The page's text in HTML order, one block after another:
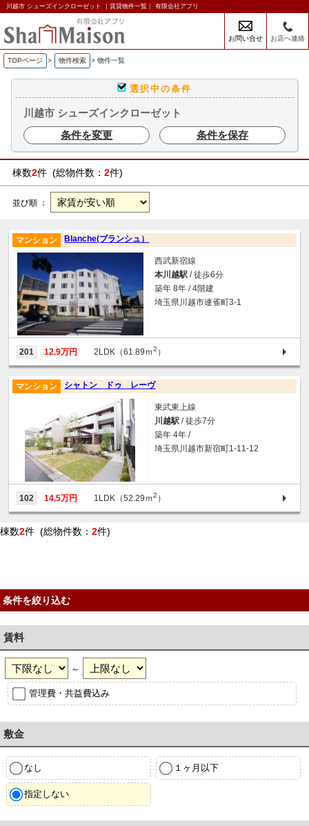
川越市 シューズインクローゼット ｜賃貸物件一覧｜ 有限会社アプリ
お問い合せ お店へ連絡
TOPページ > 物件検索 > 物件一覧
選択中の条件
川越市 シューズインクローゼット
条件を変更
条件を保存
棟数2件 (総物件数： 2件)
並び順 ：
Blanche(ブランシュ）
マンション
西武新宿線
本川越駅 / 徒歩6分
築年 8年 / 4階建
埼玉県川越市連雀町3-1
201 12.9万円 2LDK（61.89ｍ2 ）
シャトン ドゥ レーヴ
マンション
東武東上線
川越駅 / 徒歩7分
築年 4年 /
埼玉県川越市新宿町1-11-12
102 14.5万円 1LDK（52.29ｍ2 ）
棟数2件 (総物件数： 2件)
条件を絞り込む
賃料
～
管理費・共益費込み
敷金
なし １ヶ月以下
指定しない